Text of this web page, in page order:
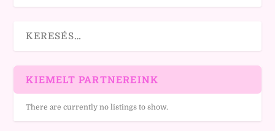
KIEMELT PARTNEREINK
There are currently no listings to show.